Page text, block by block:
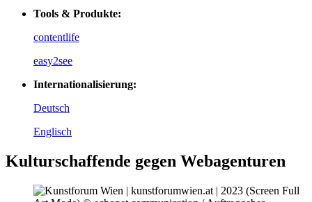
Tools & Produkte:
contentlife
easy2see
Internationalisierung:
Deutsch
Englisch
Kulturschaffende gegen Webagenturen